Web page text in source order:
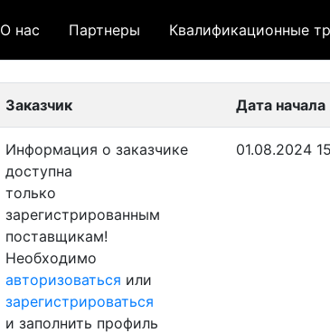
О нас Партнеры Квалификационные
Заказчик Дата начала
Информация о заказчике
доступна
только
зарегистрированным
поставщикам!
Необходимо
авторизоваться или
зарегистрироваться
и заполнить профиль
01.08.2024